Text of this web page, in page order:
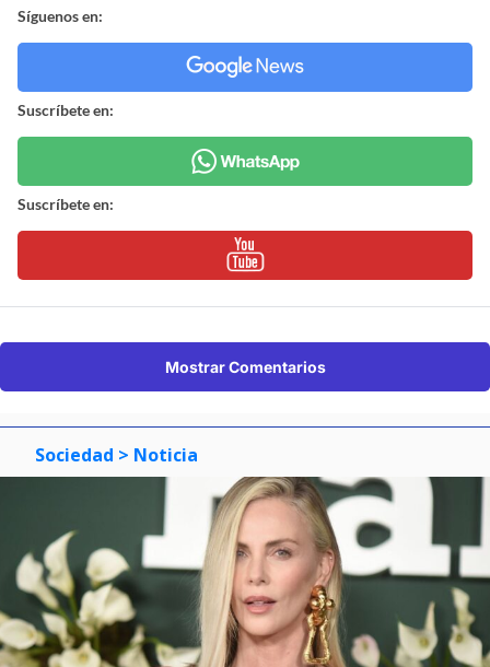
Síguenos en:
Suscríbete en:
Suscríbete en:
Mostrar Comentarios
Sociedad > Noticia